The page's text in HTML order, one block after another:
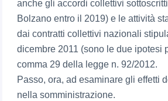
anche gli accordi collettivi
Bolzano entro il 2019) e le attività
dai contratti collettivi nazionali
dicembre 2011 (sono le due ipotesi
comma 29 della legge n. 92/2012.
Passo, ora, ad esaminare gli effetti
nella somministrazione.